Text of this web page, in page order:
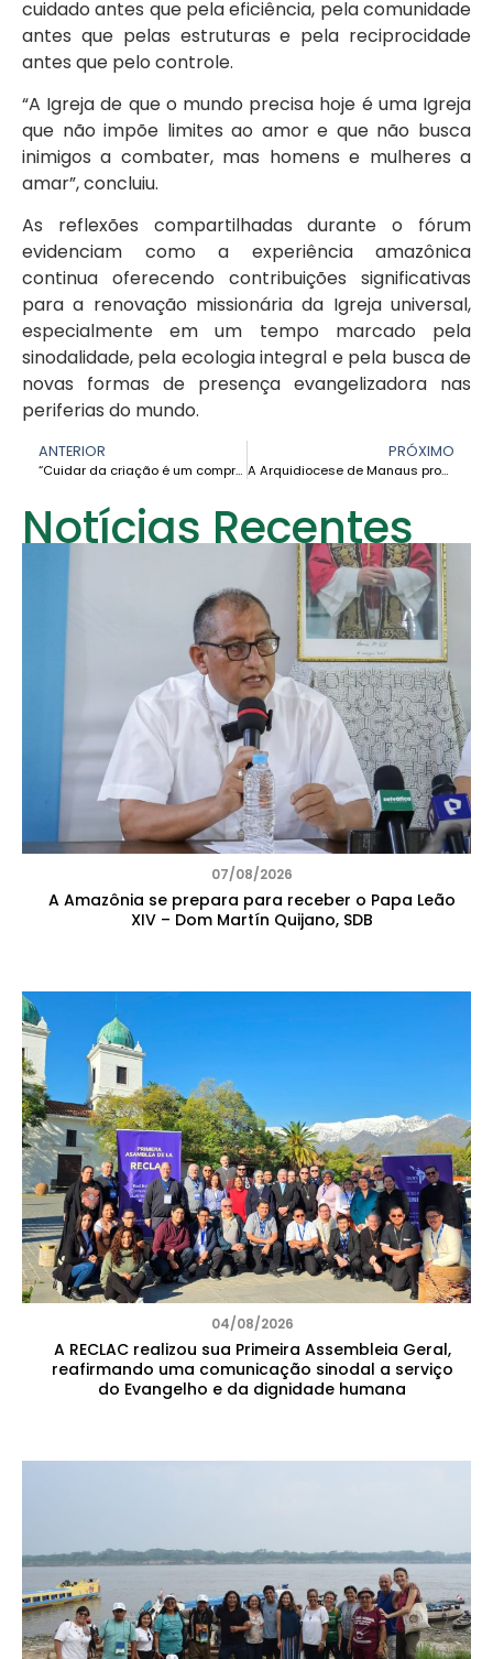
cuidado antes que pela eficiência, pela comunidade
antes que pelas estruturas e pela reciprocidade
antes que pelo controle.
“A Igreja de que o mundo precisa hoje é uma Igreja
que não impõe limites ao amor e que não busca
inimigos a combater, mas homens e mulheres a
amar”, concluiu.
As reflexões compartilhadas durante o fórum
evidenciam como a experiência amazônica
continua oferecendo contribuições significativas
para a renovação missionária da Igreja universal,
especialmente em um tempo marcado pela
sinodalidade, pela ecologia integral e pela busca de
novas formas de presença evangelizadora nas
periferias do mundo.
ANTERIOR
“Cuidar da criação é um compromisso diário”: a voz de Marva Joy Hawksworth no Dia Mundial do Meio Ambiente
PRÓXIMO
A Arquidiocese de Manaus promove a participação cidadã com a cartilha “Fé e Cidadania” em prol do voto consciente
Notícias Recentes
07/08/2026
A Amazônia se prepara para receber o Papa Leão
XIV – Dom Martín Quijano, SDB
04/08/2026
A RECLAC realizou sua Primeira Assembleia Geral,
reafirmando uma comunicação sinodal a serviço
do Evangelho e da dignidade humana